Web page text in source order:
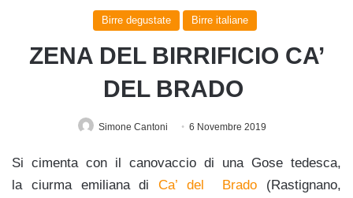
Birre degustate Birre italiane
ZENA DEL BIRRIFICIO CA’
DEL BRADO
Simone Cantoni 6 Novembre 2019
Si cimenta con il canovaccio di una Gose tedesca,
la
ciurma emiliana di Ca’ del Brado (Rastignano,